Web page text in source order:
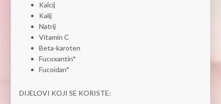
Kalcij
Kalij
Natrij
Vitamin C
Beta-karoten
Fucoxantin*
Fucoidan*
DIJELOVI KOJI SE KORISTE: